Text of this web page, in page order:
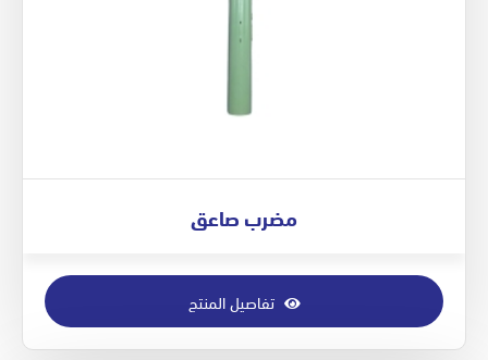
مضرب صاعق
تفاصيل المنتج